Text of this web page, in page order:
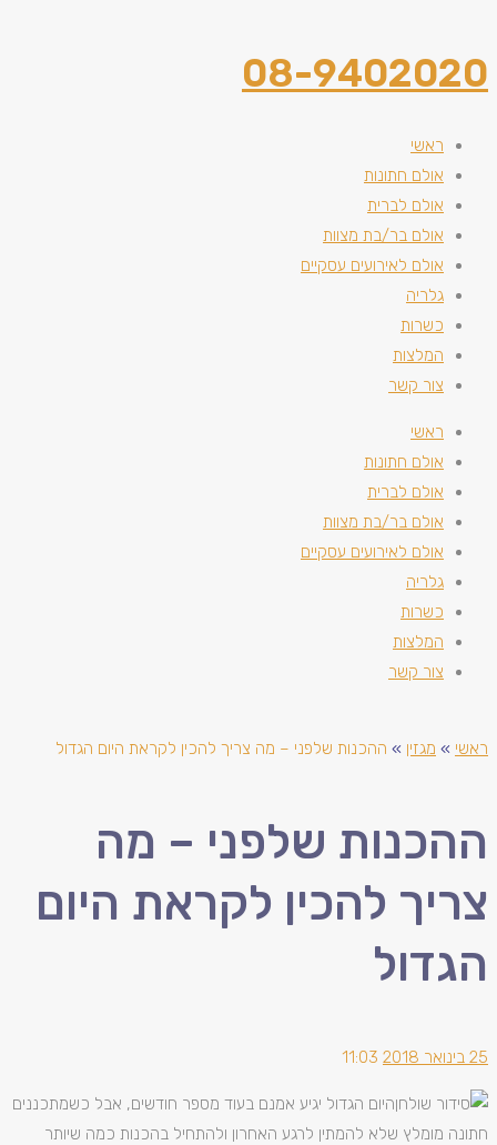
08-9402020
ראשי
אולם חתונות
אולם לברית
אולם בר/בת מצוות
אולם לאירועים עסקיים
גלריה
כשרות
המלצות
צור קשר
ראשי
אולם חתונות
אולם לברית
אולם בר/בת מצוות
אולם לאירועים עסקיים
גלריה
כשרות
המלצות
צור קשר
ראשי » מגזין » ההכנות שלפני – מה צריך להכין לקראת היום הגדול
ההכנות שלפני – מה
צריך להכין לקראת היום
הגדול
25 בינואר 2018 11:03
היום הגדול יגיע אמנם בעוד מספר חודשים, אבל כשמתכננים
חתונה מומלץ שלא להמתין לרגע האחרון ולהתחיל בהכנות כמה שיותר